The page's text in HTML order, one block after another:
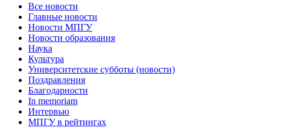
Все новости
Главные новости
Новости МПГУ
Новости образования
Наука
Культура
Университетские субботы (новости)
Поздравления
Благодарности
In memoriam
Интервью
МПГУ в рейтингах